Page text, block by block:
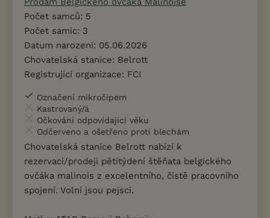
Počet samců: 5
Počet samic: 3
Datum narození: 05.06.2026
Chovatelská stanice: Belrott
Registrující organizace: FCI
Označení mikročipem
Kastrovaný/á
Očkování odpovídající věku
Odčerveno a ošetřeno proti blechám
Chovatelská stanice Belrott nabízí k
rezervaci/prodeji pětitýdení štěňata belgického
ovčáka malinois z excelentního, čistě pracovního
spojení. Volní jsou pejsci.